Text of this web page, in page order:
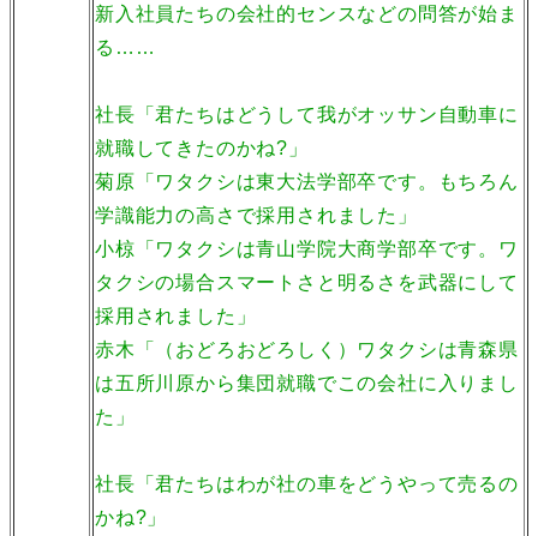
新入社員たちの会社的センスなどの問答が始ま
る……
社長「君たちはどうして我がオッサン自動車に
就職してきたのかね?」
菊原「ワタクシは東大法学部卒です。もちろん
学識能力の高さで採用されました」
小椋「ワタクシは青山学院大商学部卒です。ワ
タクシの場合スマートさと明るさを武器にして
採用されました」
赤木「（おどろおどろしく）ワタクシは青森県
は五所川原から集団就職でこの会社に入りまし
た」
社長「君たちはわが社の車をどうやって売るの
かね?」